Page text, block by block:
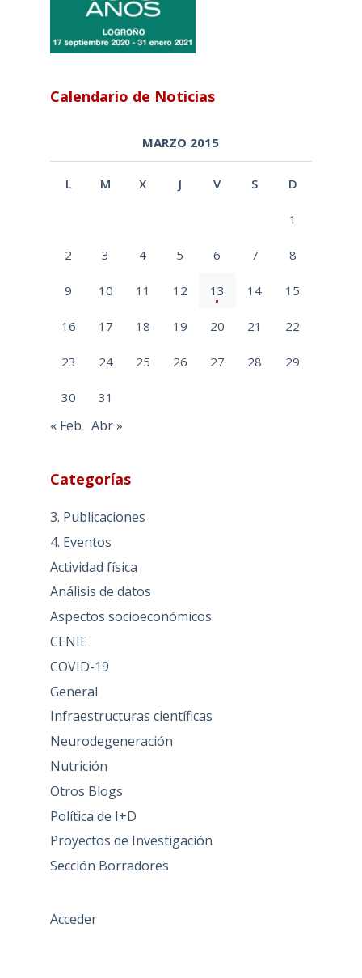
Calendario de Noticias
MARZO 2015
L M X J V S D
1
2 3 4 5 6 7 8
9 10 11 12 13 14 15
16 17 18 19 20 21 22
23 24 25 26 27 28 29
30 31
« Feb Abr »
Categorías
3. Publicaciones
4. Eventos
Actividad física
Análisis de datos
Aspectos socioeconómicos
CENIE
COVID-19
General
Infraestructuras científicas
Neurodegeneración
Nutrición
Otros Blogs
Política de I+D
Proyectos de Investigación
Sección Borradores
Acceder